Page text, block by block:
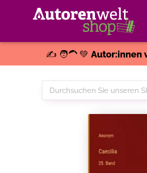
✍️ 🧑‍🦱 💚 Autor:innen
Durchsuchen
Sie